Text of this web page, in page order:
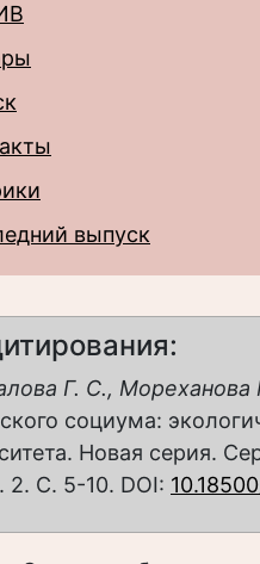
выпуск
Г. С.,
социума:
Новая серия.
2. С. 5-10. DOI: